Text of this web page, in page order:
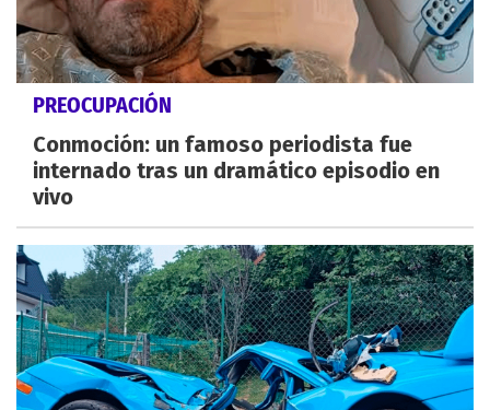
PREOCUPACIÓN
Conmoción: un famoso periodista fue
internado tras un dramático episodio en
vivo